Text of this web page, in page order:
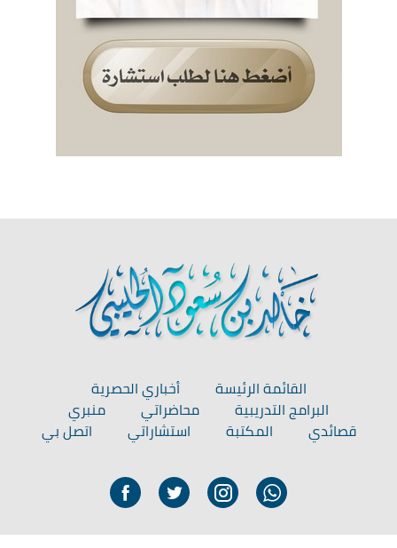
القائمة الرئيسة
أخباري الحصرية
البرامج التدريبية
محاضراتي
منبري
قصائدي
المكتبة استشاراتي اتصل بي